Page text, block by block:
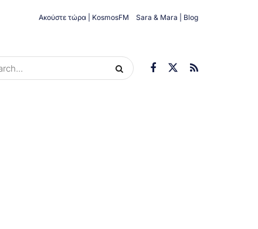
Ακούστε τώρα | KosmosFM Sara & Mara | Blog